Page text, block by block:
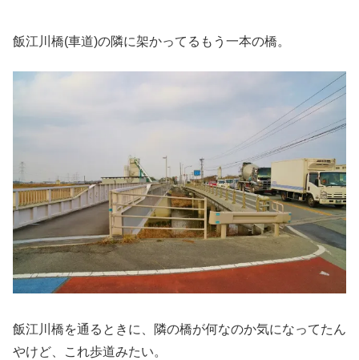
飯江川橋(車道)の隣に架かってるもう一本の橋。
飯江川橋を通るときに、隣の橋が何なのか気になってたん
やけど、これ歩道みたい。